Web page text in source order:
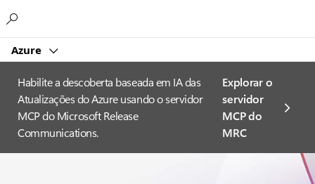
Azure
Habilite a descoberta baseada em IA das
Atualizações do Azure usando o servidor
MCP do Microsoft Release
Communications.
Explorar o
servidor
MCP do
MRC